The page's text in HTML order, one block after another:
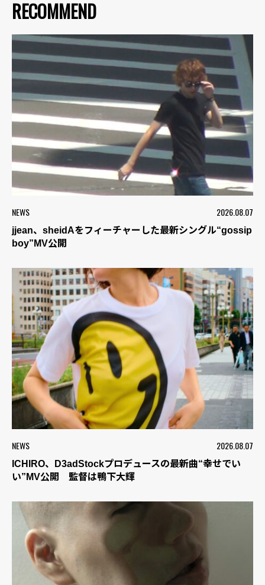
RECOMMEND
NEWS 2026.08.07
jjean、sheidAをフィーチャーした最新シングル“gossip
boy”MV公開
NEWS 2026.08.07
ICHIRO、D3adStockプロデュースの最新曲“幸せでい
い”MV公開 監督は鴨下大輝